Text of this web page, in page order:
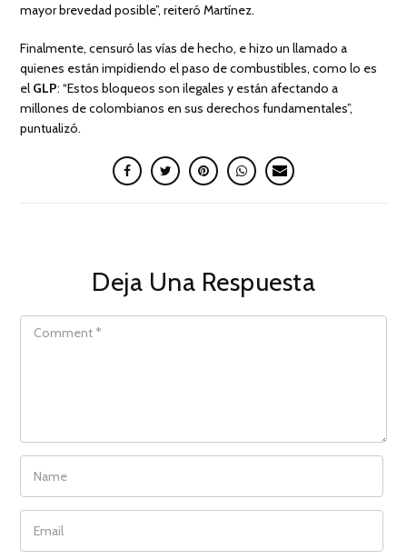
mayor brevedad posible”, reiteró Martínez.
Finalmente, censuró las vías de hecho, e hizo un llamado a
quienes están impidiendo el paso de combustibles, como lo es
el GLP: “Estos bloqueos son ilegales y están afectando a
millones de colombianos en sus derechos fundamentales”,
puntualizó.
Deja Una Respuesta
COMMENT
NAME
EMAIL